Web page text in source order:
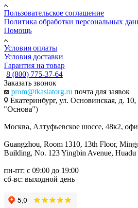
Пользовательское соглашение
Политика обработки персональных
Помощь
Условия оплаты
Условия доставки
Гарантия на товар
8 (800) 775-37-64
Заказать звонок
prom@tkasiatorg.ru почта для заявок
Екатеринбург, ул. Основинская, д.
"Основа")
Москва, Алтуфьевское шоссе, 48к2,
Guangzhou, Room 1310, 13th Floor,
Building, No. 123 Yingbin Avenue,
пн-пт: с 09:00 до 19:00
сб-вс: выходной день